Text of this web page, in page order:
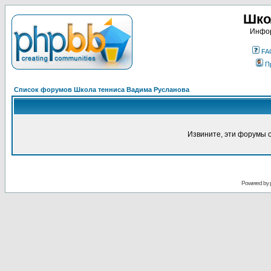
Список форумов Школа тенниса Вадима Русланова
Извините, эти форумы
Powered by